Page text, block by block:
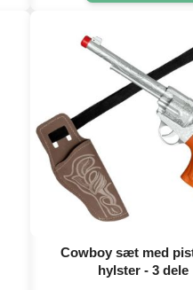
Cowboy sæt med
hylster - 3 dele